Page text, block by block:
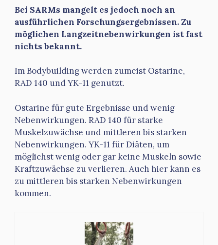
Bei SARMs mangelt es jedoch noch an
ausführlichen Forschungsergebnissen. Zu
möglichen Langzeitnebenwirkungen ist fast
nichts bekannt.
Im Bodybuilding werden zumeist Ostarine,
RAD 140 und YK-11 genutzt.
Ostarine für gute Ergebnisse und wenig
Nebenwirkungen. RAD 140 für starke
Muskelzuwächse und mittleren bis starken
Nebenwirkungen. YK-11 für Diäten, um
möglichst wenig oder gar keine Muskeln sowie
Kraftzuwächse zu verlieren. Auch hier kann es
zu mittleren bis starken Nebenwirkungen
kommen.